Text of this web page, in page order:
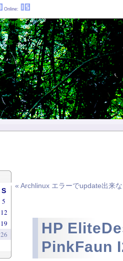
« Archlinux エラーでupdate出来
HP
PinkFaun
S
5
12
19
26
Online: